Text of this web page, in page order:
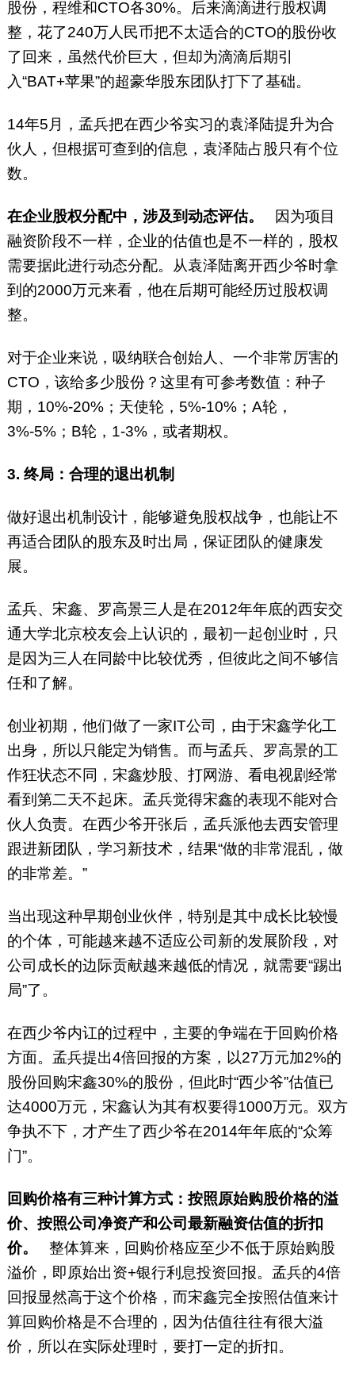
股份，程维和CTO各30%。后来滴滴进行股权调
整，花了240万人民币把不太适合的CTO的股份收
了回来，虽然代价巨大，但却为滴滴后期引
入“BAT+苹果”的超豪华股东团队打下了基础。
14年5月，孟兵把在西少爷实习的袁泽陆提升为合
伙人，但根据可查到的信息，袁泽陆占股只有个位
数。
在企业股权分配中，涉及到动态评估。
因为项目
融资阶段不一样，企业的估值也是不一样的，股权
需要据此进行动态分配。从袁泽陆离开西少爷时拿
到的2000万元来看，他在后期可能经历过股权调
整。
对于企业来说，吸纳联合创始人、一个非常厉害的
CTO，该给多少股份？这里有可参考数值：种子
期，10%-20%；天使轮，5%-10%；A轮，
3%-5%；B轮，1-3%，或者期权。
3. 终局：合理的退出机制
做好退出机制设计，能够避免股权战争，也能让不
再适合团队的股东及时出局，保证团队的健康发
展。
孟兵、宋鑫、罗高景三人是在2012年年底的西安交
通大学北京校友会上认识的，最初一起创业时，只
是因为三人在同龄中比较优秀，但彼此之间不够信
任和了解。
创业初期，他们做了一家IT公司，由于宋鑫学化工
出身，所以只能定为销售。而与孟兵、罗高景的工
作狂状态不同，宋鑫炒股、打网游、看电视剧经常
看到第二天不起床。孟兵觉得宋鑫的表现不能对合
伙人负责。在西少爷开张后，孟兵派他去西安管理
跟进新团队，学习新技术，结果“做的非常混乱，做
的非常差。”
当出现这种早期创业伙伴，特别是其中成长比较慢
的个体，可能越来越不适应公司新的发展阶段，对
公司成长的边际贡献越来越低的情况，就需要“踢出
局”了。
在西少爷内讧的过程中，主要的争端在于回购价格
方面。孟兵提出4倍回报的方案，以27万元加2%的
股份回购宋鑫30%的股份，但此时“西少爷”估值已
达4000万元，宋鑫认为其有权要得1000万元。双方
争执不下，才产生了西少爷在2014年年底的“众筹
门”。
回购价格有三种计算方式：按照原始购股价格的溢
价、按照公司净资产和公司最新融资估值的折扣
价。 整体算来，回购价格应至少不低于原始购股
溢价，即原始出资+银行利息投资回报。孟兵的4倍
回报显然高于这个价格，而宋鑫完全按照估值来计
算回购价格是不合理的，因为估值往往有很大溢
价，所以在实际处理时，要打一定的折扣。